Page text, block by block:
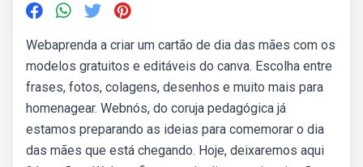
Webaprenda a criar um cartão de dia das mães com os
modelos gratuitos e editáveis do canva. Escolha entre
frases, fotos, colagens, desenhos e muito mais para
homenagear. Webnós, do coruja pedagógica já
estamos preparando as ideias para comemorar o dia
das mães que está chegando. Hoje, deixaremos aqui